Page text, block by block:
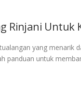
Rinjani Untuk
yang menarik
panduan untuk